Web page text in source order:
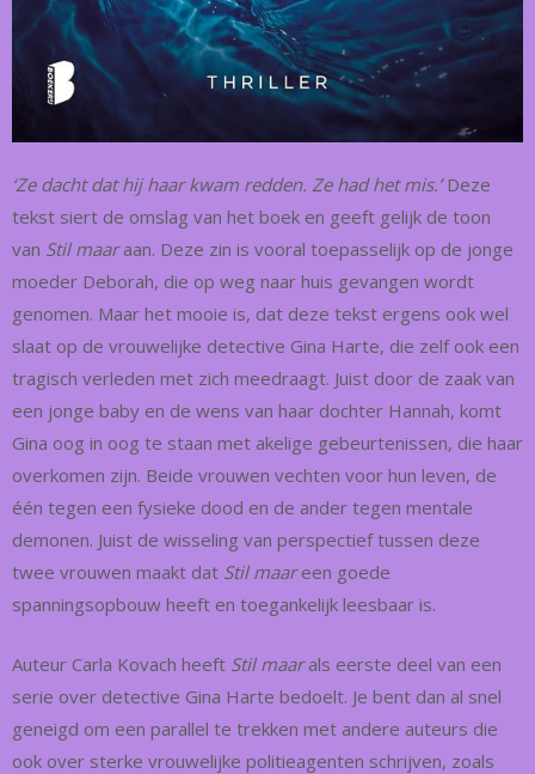
‘Ze dacht dat hij haar kwam redden. Ze had het mis.’Deze
tekst siert de omslag van het boek en geeft gelijk de toon
van Stil maaraan. Deze zin is vooral toepasselijk op de jonge
moeder Deborah, die op weg naar huis gevangen wordt
genomen. Maar het mooie is, dat deze tekst ergens ook wel
slaat op de vrouwelijke detective Gina Harte, die zelf ook een
tragisch verleden met zich meedraagt. Juist door de zaak van
een jonge baby en de wens van haar dochter Hannah, komt
Gina oog in oog te staan met akelige gebeurtenissen, die haar
overkomen zijn. Beide vrouwen vechten voor hun leven, de
één tegen een fysieke dood en de ander tegen mentale
demonen. Juist de wisseling van perspectief tussen deze
twee vrouwen maakt dat Stil maareen goede
spanningsopbouw heeft en toegankelijk leesbaar is.
Auteur Carla Kovach heeft Stil maarals eerste deel van een
serie over detective Gina Harte bedoelt. Je bent dan al snel
geneigd om een parallel te trekken met andere auteurs die
ook over sterke vrouwelijke politieagenten schrijven, zoals